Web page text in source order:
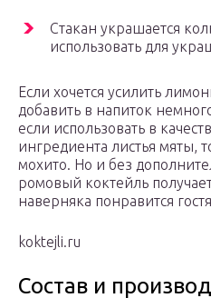
Стакан украшается
использовать для
Если хочется усилить
добавить в напиток
если использовать в
ингредиента листья мяты,
мохито. Но и без
ромовый коктейль
наверняка понравится
koktejli.ru
Состав и